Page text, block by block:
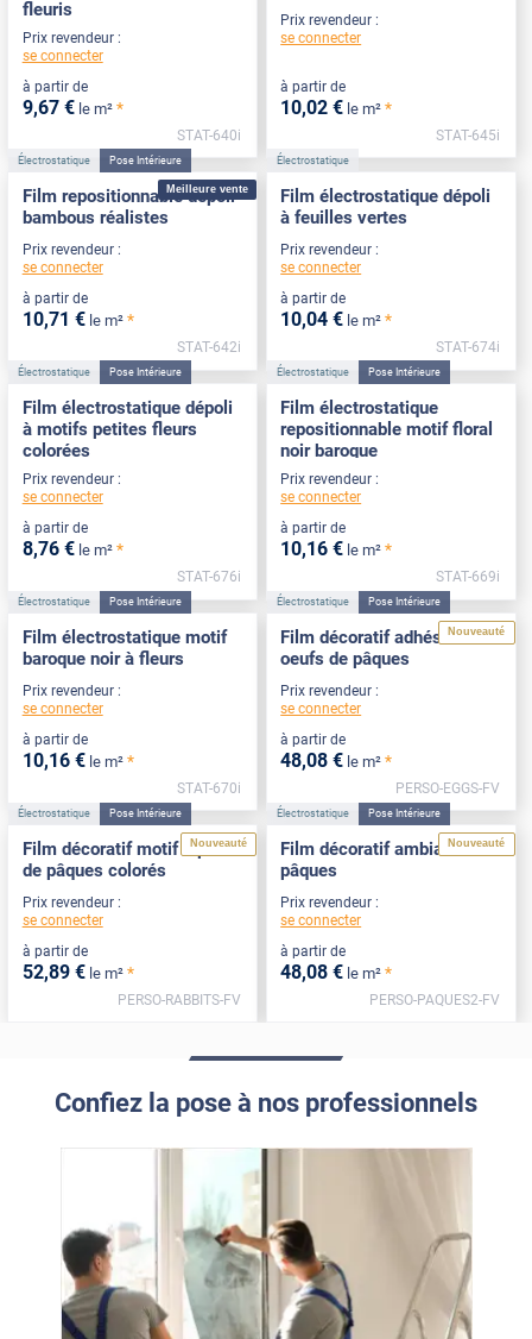
fleuris
Prix revendeur :
se connecter
à partir de
9,67 € le m² *
STAT-640i
Prix revendeur :
se connecter
à partir de
10,02 € le m² *
STAT-645i
Meilleure vente
Électrostatique Pose Intérieure
Film repositionnable dépoli
bambous réalistes
Prix revendeur :
se connecter
à partir de
10,71 € le m² *
STAT-642i
Électrostatique
Film électrostatique dépoli
à feuilles vertes
Prix revendeur :
se connecter
à partir de
10,04 € le m² *
STAT-674i
Électrostatique Pose Intérieure
Film électrostatique dépoli
à motifs petites fleurs
colorées
Prix revendeur :
se connecter
à partir de
8,76 € le m² *
STAT-676i
Électrostatique Pose Intérieure
Film électrostatique
repositionnable motif floral
noir baroque
Prix revendeur :
se connecter
à partir de
10,16 € le m² *
STAT-669i
Électrostatique Pose Intérieure
Film électrostatique motif
baroque noir à fleurs
Prix revendeur :
se connecter
à partir de
10,16 € le m² *
STAT-670i
Nouveauté
Électrostatique Pose Intérieure
Film décoratif adhésif motif
oeufs de pâques
Prix revendeur :
se connecter
à partir de
48,08 € le m² *
PERSO-EGGS-FV
Nouveauté
Électrostatique Pose Intérieure
Film décoratif motif lapins
de pâques colorés
Prix revendeur :
se connecter
à partir de
52,89 € le m² *
PERSO-RABBITS-FV
Nouveauté
Électrostatique Pose Intérieure
Film décoratif ambiance
pâques
Prix revendeur :
se connecter
à partir de
48,08 € le m² *
PERSO-PAQUES2-FV
Confiez la pose à nos professionnels